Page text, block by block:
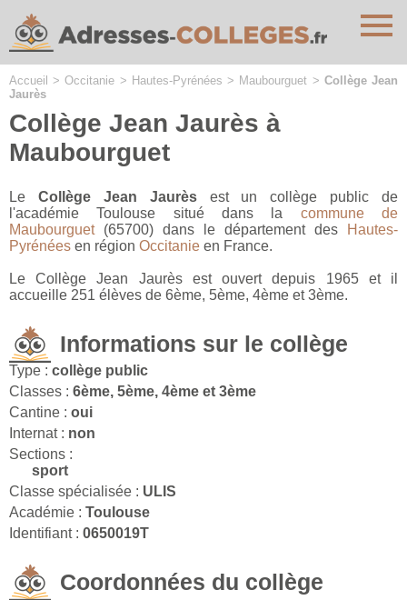
Accueil >Occitanie > Hautes-Pyrénées > Maubourguet > Collège Jean
Jaurès
Collège Jean Jaurès à
Maubourguet
Le Collège Jean Jaurèsest un collège public de
l'académie Toulouse situé dans la commune de
Maubourguet(65700) dans le département des
Hautes-
Pyrénées en région Occitanie en France.
Le Collège Jean Jaurès est ouvert depuis 1965 et il
accueille 251 élèves de 6ème, 5ème, 4ème et 3ème.
Informations sur le collège
Type : collège public
Classes : 6ème, 5ème, 4ème et 3ème
Cantine : oui
Internat : non
Sections :
sport
Classe spécialisée : ULIS
Académie : Toulouse
Identifiant : 0650019T
Coordonnées du collège